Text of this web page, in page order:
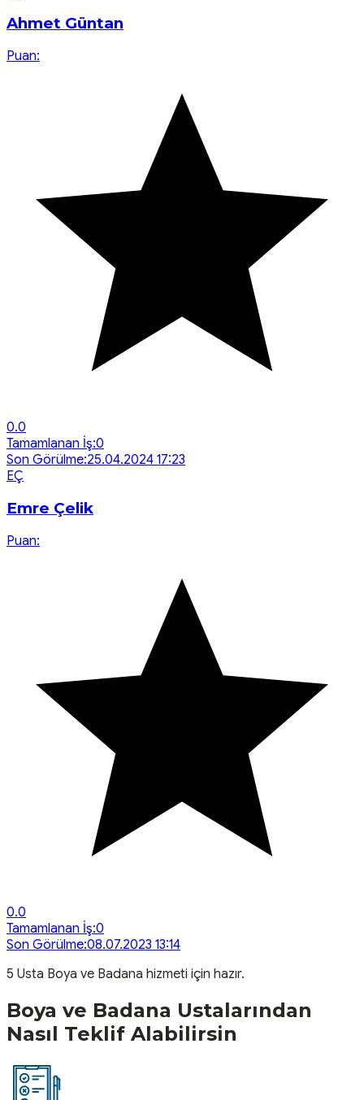
Ahmet Güntan
Puan:
0.0
Tamamlanan İş:0
Son Görülme:25.04.2024 17:23
EÇ
Emre Çelik
Puan:
0.0
Tamamlanan İş:0
Son Görülme:08.07.2023 13:14
5 Usta Boya ve Badana hizmeti için hazır.
Boya ve Badana Ustalarından
Nasıl Teklif Alabilirsin